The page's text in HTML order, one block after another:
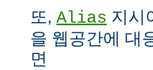
또, Alias 지시
을 웹공간에 대
면